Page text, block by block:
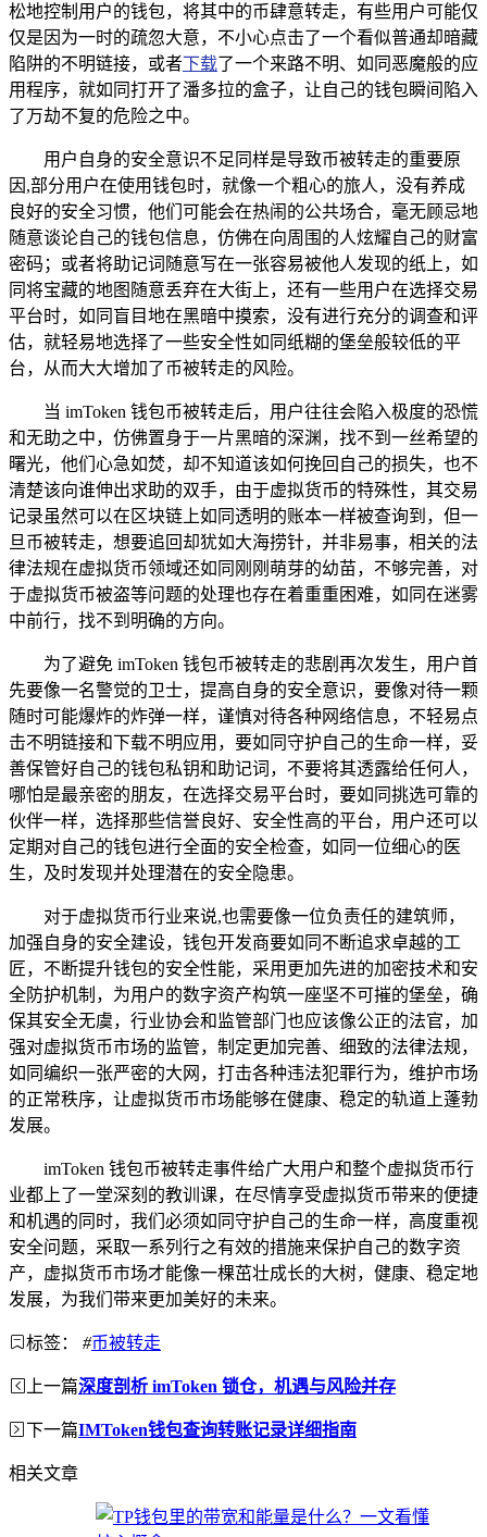
松地控制用户的钱包，将其中的币肆意转走，有些用户可能仅
仅是因为一时的疏忽大意，不小心点击了一个看似普通却暗藏
陷阱的不明链接，或者下载了一个来路不明、如同恶魔般的应
用程序，就如同打开了潘多拉的盒子，让自己的钱包瞬间陷入
了万劫不复的危险之中。
用户自身的安全意识不足同样是导致币被转走的重要原
因,部分用户在使用钱包时，就像一个粗心的旅人，没有养成
良好的安全习惯，他们可能会在热闹的公共场合，毫无顾忌地
随意谈论自己的钱包信息，仿佛在向周围的人炫耀自己的财富
密码；或者将助记词随意写在一张容易被他人发现的纸上，如
同将宝藏的地图随意丢弃在大街上，还有一些用户在选择交易
平台时，如同盲目地在黑暗中摸索，没有进行充分的调查和评
估，就轻易地选择了一些安全性如同纸糊的堡垒般较低的平
台，从而大大增加了币被转走的风险。
当 imToken 钱包币被转走后，用户往往会陷入极度的恐慌
和无助之中，仿佛置身于一片黑暗的深渊，找不到一丝希望的
曙光，他们心急如焚，却不知道该如何挽回自己的损失，也不
清楚该向谁伸出求助的双手，由于虚拟货币的特殊性，其交易
记录虽然可以在区块链上如同透明的账本一样被查询到，但一
旦币被转走，想要追回却犹如大海捞针，并非易事，相关的法
律法规在虚拟货币领域还如同刚刚萌芽的幼苗，不够完善，对
于虚拟货币被盗等问题的处理也存在着重重困难，如同在迷雾
中前行，找不到明确的方向。
为了避免 imToken 钱包币被转走的悲剧再次发生，用户首
先要像一名警觉的卫士，提高自身的安全意识，要像对待一颗
随时可能爆炸的炸弹一样，谨慎对待各种网络信息，不轻易点
击不明链接和下载不明应用，要如同守护自己的生命一样，妥
善保管好自己的钱包私钥和助记词，不要将其透露给任何人，
哪怕是最亲密的朋友，在选择交易平台时，要如同挑选可靠的
伙伴一样，选择那些信誉良好、安全性高的平台，用户还可以
定期对自己的钱包进行全面的安全检查，如同一位细心的医
生，及时发现并处理潜在的安全隐患。
对于虚拟货币行业来说,也需要像一位负责任的建筑师，
加强自身的安全建设，钱包开发商要如同不断追求卓越的工
匠，不断提升钱包的安全性能，采用更加先进的加密技术和安
全防护机制，为用户的数字资产构筑一座坚不可摧的堡垒，确
保其安全无虞，行业协会和监管部门也应该像公正的法官，加
强对虚拟货币市场的监管，制定更加完善、细致的法律法规，
如同编织一张严密的大网，打击各种违法犯罪行为，维护市场
的正常秩序，让虚拟货币市场能够在健康、稳定的轨道上蓬勃
发展。
imToken 钱包币被转走事件给广大用户和整个虚拟货币行
业都上了一堂深刻的教训课，在尽情享受虚拟货币带来的便捷
和机遇的同时，我们必须如同守护自己的生命一样，高度重视
安全问题，采取一系列行之有效的措施来保护自己的数字资
产，虚拟货币市场才能像一棵茁壮成长的大树，健康、稳定地
发展，为我们带来更加美好的未来。
标签： #币被转走
上一篇深度剖析 imToken 锁仓，机遇与风险并存
下一篇IMToken钱包查询转账记录详细指南
相关文章